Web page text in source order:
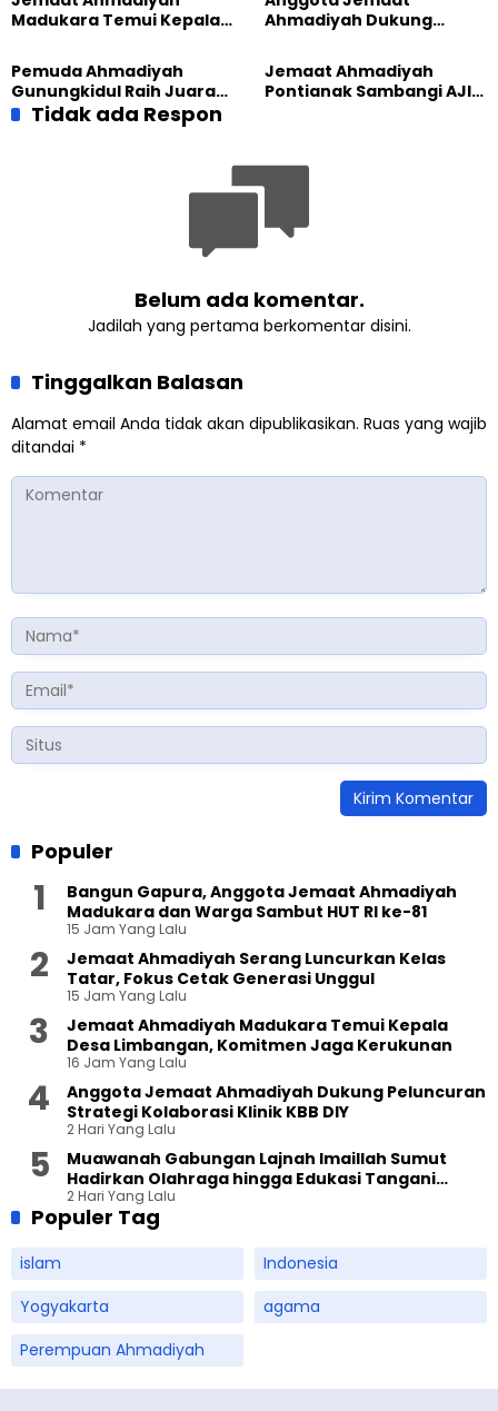
Madukara Temui Kepala
Komitmen Jaga
Kerukunan
Ahmadiyah Dukung
Kolaborasi Klinik KBB DIY
Pemuda Ahmadiyah
Gunungkidul Raih Juara
Lomba Video Literasi 2026
Jemaat Ahmadiyah
Pontianak Sambangi AJI,
Tidak ada Respon
Belum ada komentar.
Jadilah yang pertama berkomentar disini.
Tinggalkan Balasan
Alamat email Anda tidak akan dipublikasikan. Ruas yang wajib
ditandai *
Populer
Bangun Gapura, Anggota Jemaat Ahmadiyah
Madukara dan Warga Sambut HUT RI ke-81
15 Jam Yang Lalu
Jemaat Ahmadiyah Serang Luncurkan Kelas
Tatar, Fokus Cetak Generasi Unggul
15 Jam Yang Lalu
Jemaat Ahmadiyah Madukara Temui Kepala
Desa Limbangan, Komitmen Jaga Kerukunan
16 Jam Yang Lalu
Anggota Jemaat Ahmadiyah Dukung Peluncuran
Strategi Kolaborasi Klinik KBB DIY
2 Hari Yang Lalu
Muawanah Gabungan Lajnah Imaillah Sumut
Hadirkan Olahraga hingga Edukasi Tangani
Sampah
2 Hari Yang Lalu
Populer Tag
islam
Indonesia
Yogyakarta
agama
Perempuan Ahmadiyah